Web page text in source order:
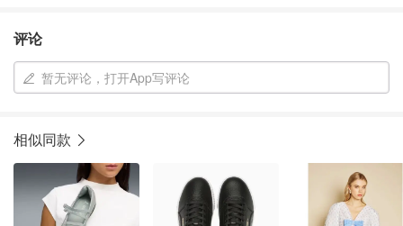
评论
暂无评论，打开App写评论
相似同款